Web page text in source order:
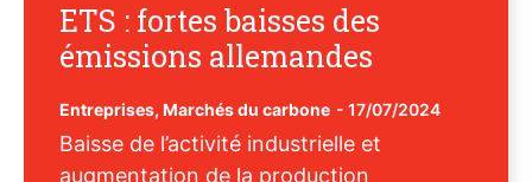
ETS : fortes baisses des
émissions allemandes
Entreprises, Marchés du carbone - 17/07/2024
Baisse de l’activité industrielle et
augmentation de la production